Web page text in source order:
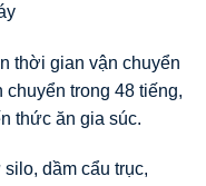
thời gian vận chuyển
trong 48 tiếng,
thức ăn gia súc.
dầm cẩu trục,